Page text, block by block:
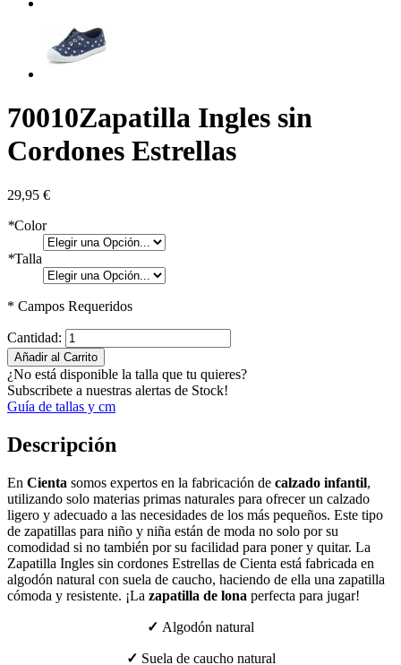
70010Zapatilla Ingles sin
Cordones Estrellas
29,95 €
*Color
*Talla
* Campos Requeridos
Cantidad:
Añadir al Carrito
¿No está disponible la talla que tu quieres?
Subscribete a nuestras alertas de Stock!
Guía de tallas y cm
Descripción
En Cienta somos expertos en la fabricación de calzado infantil,
utilizando solo materias primas naturales para ofrecer un calzado
ligero y adecuado a las necesidades de los más pequeños. Este tipo
de zapatillas para niño y niña están de moda no solo por su
comodidad si no también por su facilidad para poner y quitar. La
Zapatilla Ingles sin cordones Estrellas de Cienta está fabricada en
algodón natural con suela de caucho, haciendo de ella una zapatilla
cómoda y resistente. ¡La zapatilla de lona perfecta para jugar!
✓ Algodón natural
✓ Suela de caucho natural